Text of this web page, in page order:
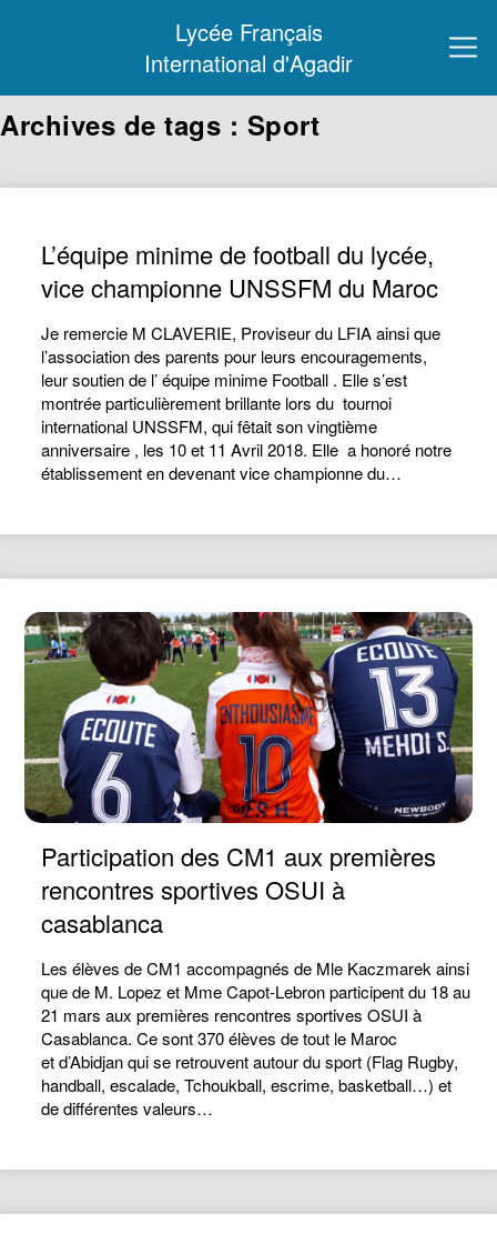
Lycée Français
International d'Agadir
Archives de tags : Sport
L’équipe minime de football du lycée,
vice championne UNSSFM du Maroc
Je remercie M CLAVERIE, Proviseur du LFIA ainsi que
l’association des parents pour leurs encouragements,
leur soutien de l’ équipe minime Football . Elle s’est
montrée particulièrement brillante lors du tournoi
international UNSSFM, qui fêtait son vingtième
anniversaire , les 10 et 11 Avril 2018. Elle a honoré notre
établissement en devenant vice championne du…
Participation des CM1 aux premières
rencontres sportives OSUI à
casablanca
Les élèves de CM1 accompagnés de Mle Kaczmarek ainsi
que de M. Lopez et Mme Capot-Lebron participent du 18 au
21 mars aux premières rencontres sportives OSUI à
Casablanca. Ce sont 370 élèves de tout le Maroc
et d’Abidjan qui se retrouvent autour du sport (Flag Rugby,
handball, escalade, Tchoukball, escrime, basketball…) et
de différentes valeurs…